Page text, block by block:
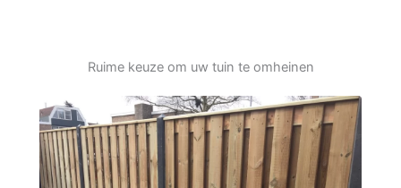
Ruime keuze om uw tuin te omheinen